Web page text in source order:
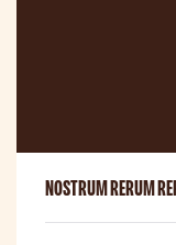
NOSTRUM RERUM